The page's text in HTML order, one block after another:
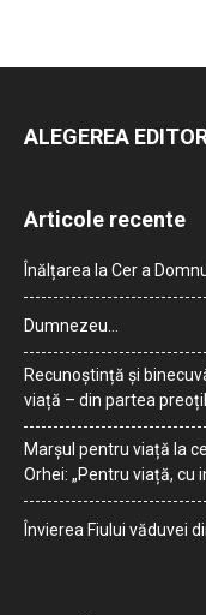
ALEGEREA
Articole recente
Înălțarea la Cer a
Dumnezeu…
Recunoștință și
viață – din partea
Marșul pentru viață la
Orhei: „Pentru viață, cu
Învierea Fiului văduvei